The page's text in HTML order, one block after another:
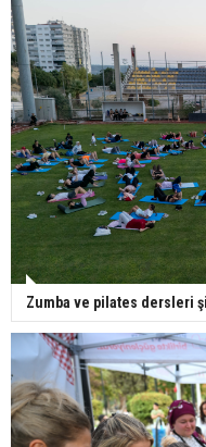
Zumba ve pilates dersleri